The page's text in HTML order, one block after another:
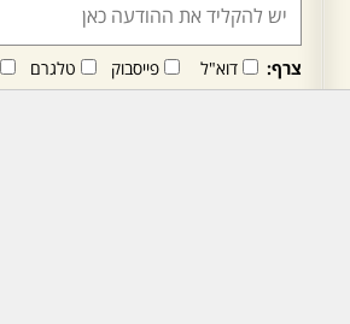
צרף: דוא"ל פייסבוק טלגרם